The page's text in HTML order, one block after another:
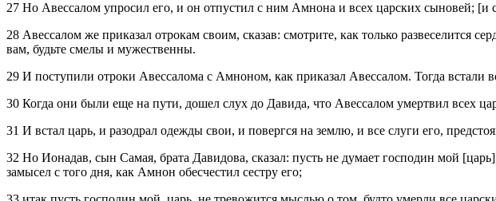
27 Но Авессалом упросил его, и он отпустил с ним Амнона и всех царских сыновей; [и
28 Авессалом же приказал отрокам своим, сказав: смотрите, как только развеселится
вам, будьте смелы и мужественны.
29 И поступили отроки Авессалома с Амноном, как приказал Авессалом. Тогда встали
30 Когда они были еще на пути, дошел слух до Давида, что Авессалом умертвил всех
31 И встал царь, и разодрал одежды свои, и повергся на землю, и все слуги его,
32 Но Ионадав, сын Самая, брата Давидова, сказал: пусть не думает господин мой
замысел с того дня, как Амнон обесчестил сестру его;